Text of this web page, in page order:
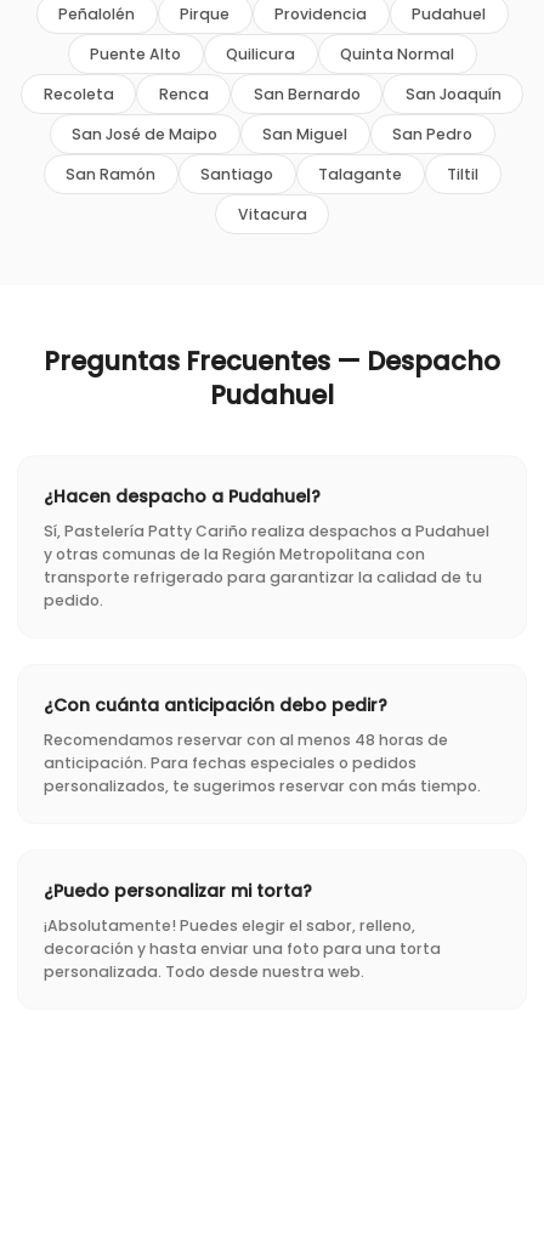
Peñalolén Pirque Providencia
Pudahuel
Puente Alto
Quilicura
Quinta Normal
Recoleta
Renca San Bernardo
San Joaquín
San José de Maipo
San Miguel
San Pedro
San Ramón
Santiago Talagante
Tiltil
Vitacura
Preguntas Frecuentes — Despacho
Pudahuel
¿Hacen despacho a Pudahuel?
Sí, Pastelería Patty Cariño realiza despachos a Pudahuel
y otras comunas de la Región Metropolitana con
transporte refrigerado para garantizar la calidad de tu
pedido.
¿Con cuánta anticipación debo pedir?
Recomendamos reservar con al menos 48 horas de
anticipación. Para fechas especiales o pedidos
personalizados, te sugerimos reservar con más tiempo.
¿Puedo personalizar mi torta?
¡Absolutamente! Puedes elegir el sabor, relleno,
decoración y hasta enviar una foto para una torta
personalizada. Todo desde nuestra web.